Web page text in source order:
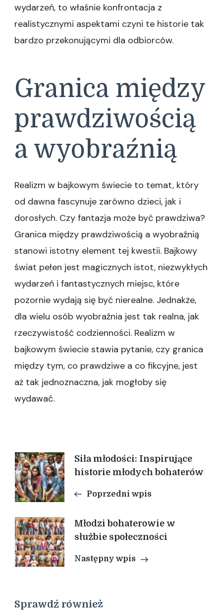
wydarzeń, to właśnie konfrontacja z
realistycznymi aspektami czyni te historie tak
bardzo przekonującymi dla odbiorców.
Granica między
prawdziwością
a wyobraźnią
Realizm w bajkowym świecie to temat, który
od dawna fascynuje zarówno dzieci, jak i
dorosłych. Czy fantazja może być prawdziwa?
Granica między prawdziwością a wyobraźnią
stanowi istotny element tej kwestii. Bajkowy
świat pełen jest magicznych istot, niezwykłych
wydarzeń i fantastycznych miejsc, które
pozornie wydają się być nierealne. Jednakże,
dla wielu osób wyobraźnia jest tak realna, jak
rzeczywistość codzienności. Realizm w
bajkowym świecie stawia pytanie, czy granica
między tym, co prawdziwe a co fikcyjne, jest
aż tak jednoznaczna, jak mogłoby się
wydawać.
Nawigacja
wpisu
Siła młodości: Inspirujące
historie młodych bohaterów
Poprzedni wpis
Młodzi bohaterowie w
służbie społeczności
Następny wpis
Sprawdź również